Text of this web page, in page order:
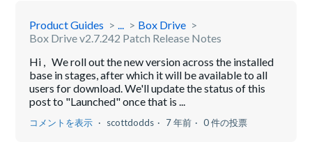
Product Guides ...
Box Drive
Box Drive v2.7.242 Patch Release Notes
Hi , We roll out the new version across the installed
base in stages, after which it will be available to all
users for download. We'll update the status of this
post to "Launched" once that is ...
コメントを表示 scottdodds 7 年前 0 件の投票